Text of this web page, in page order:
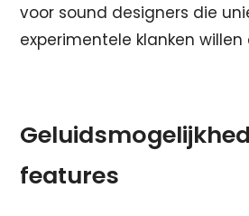
voor sound designers die
experimentele klanken willen
features